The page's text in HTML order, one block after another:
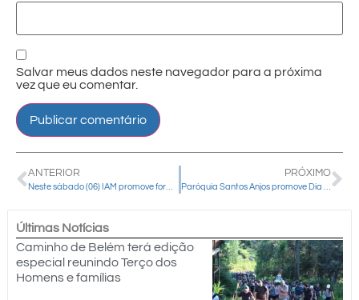
Salvar meus dados neste navegador para a próxima
vez que eu comentar.
ANTERIOR PRÓXIMO
Últimas Notícias
Caminho de Belém terá edição
especial reunindo Terço dos
Homens e famílias